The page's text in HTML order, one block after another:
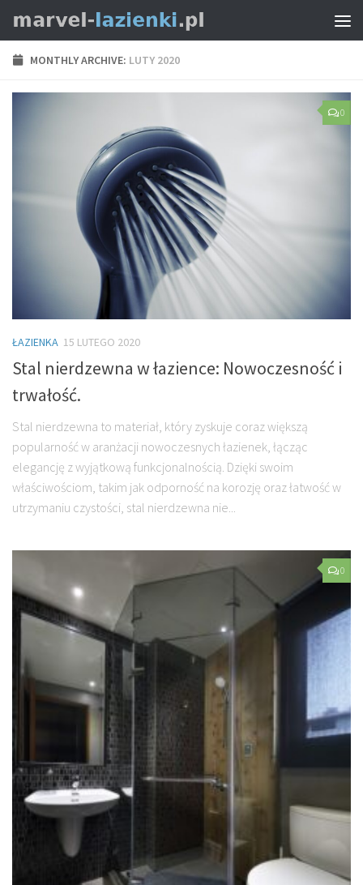
MONTHLY ARCHIVE: LUTY 2020
0
ŁAZIENKA 15 LUTEGO 2020
Stal nierdzewna w łazience: Nowoczesność i
trwałość.
Stal nierdzewna to materiał, który zyskuje coraz większą
popularność w aranżacji nowoczesnych łazienek, łącząc
elegancję z wyjątkową funkcjonalnością. Dzięki swoim
właściwościom, takim jak odporność na korozję oraz łatwość w
utrzymaniu czystości, stal nierdzewna nie...
0